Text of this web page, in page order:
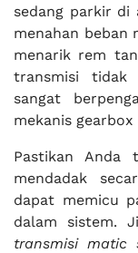
sedang parkir di
menahan beban
menarik rem
transmisi tidak
sangat
mekanis
Pastikan Anda
mendadak
dapat memicu
dalam sistem.
transmisi matic